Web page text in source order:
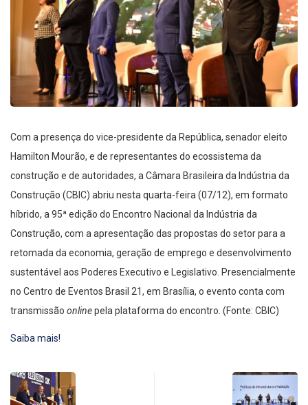
Com a presença do vice-presidente da República, senador eleito
Hamilton Mourão, e de representantes do ecossistema da
construção e de autoridades, a Câmara Brasileira da Indústria da
Construção (CBIC) abriu nesta quarta-feira (07/12), em formato
híbrido, a 95ª edição do Encontro Nacional da Indústria da
Construção, com a apresentação das propostas do setor para a
retomada da economia, geração de emprego e desenvolvimento
sustentável aos Poderes Executivo e Legislativo. Presencialmente
no Centro de Eventos Brasil 21, em Brasília, o evento conta com
transmissão onlinepela plataforma do encontro. (Fonte: CBIC)
Saiba mais!